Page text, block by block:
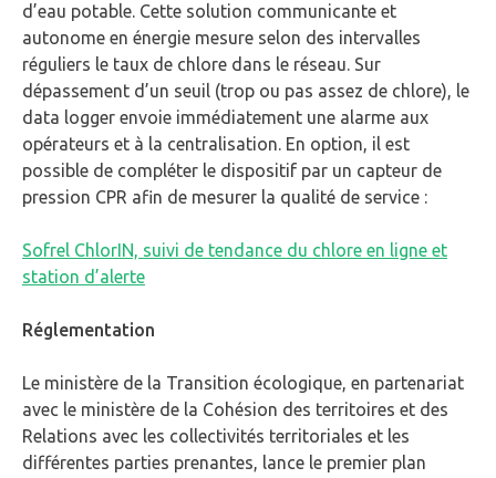
d’eau potable. Cette solution communicante et
autonome en énergie mesure selon des intervalles
réguliers le taux de chlore dans le réseau. Sur
dépassement d’un seuil (trop ou pas assez de chlore), le
data logger envoie immédiatement une alarme aux
opérateurs et à la centralisation. En option, il est
possible de compléter le dispositif par un capteur de
pression CPR afin de mesurer la qualité de service :
Sofrel ChlorIN, suivi de tendance du chlore en ligne et
station d’alerte
Réglementation
Le ministère de la Transition écologique, en partenariat
avec le ministère de la Cohésion des territoires et des
Relations avec les collectivités territoriales et les
différentes parties prenantes, lance le premier plan